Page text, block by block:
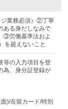
業務必須）②丁寧
ある身だしなみで
③労働基準法およ
を超えないこと
等の入力項目を登
為、身分証登録が
)/在留カード/特別